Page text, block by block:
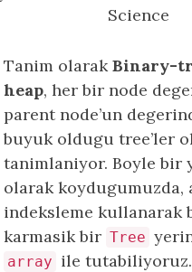
Science
Tanim olarakBinary-
heap, her bir node
parent node’un
buyuk oldugu tree’ler
tanimlaniyor. Boyle bir
olarak
indeksleme kullanarak
karmasik bir Tree
array ile tutabiliyoruz.